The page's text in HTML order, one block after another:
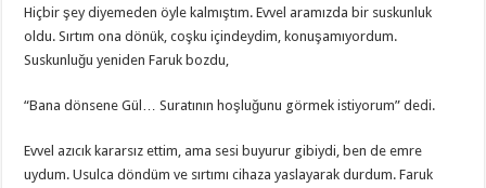
Hiçbir şey diyemeden öyle kalmıştım. Evvel aramızda bir suskunluk
oldu. Sırtım ona dönük, coşku içindeydim, konuşamıyordum.
Suskunluğu yeniden Faruk bozdu,
“Bana dönsene Gül… Suratının hoşluğunu görmek istiyorum” dedi.
Evvel azıcık kararsız ettim, ama sesi buyurur gibiydi, ben de emre
uydum. Usulca döndüm ve sırtımı cihaza yaslayarak durdum. Faruk